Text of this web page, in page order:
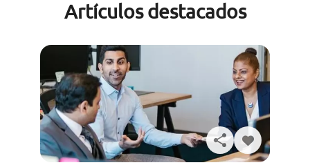
Artículos destacados